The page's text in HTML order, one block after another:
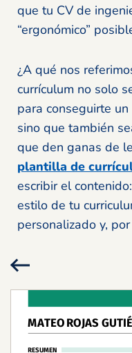
que tu CV de
“ergonómico”
¿A qué nos
currículum no solo
para conseguirte
sino que también
que den ganas de
plantilla de
escribir el
estilo de tu
personalizado y,